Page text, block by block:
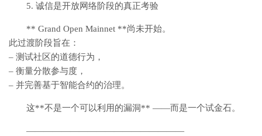
5. 诚信是开放网络阶段的真正考验
** Grand Open Mainnet **尚未开始。
此过渡阶段旨在：
– 测试社区的道德行为，
– 衡量分散参与度，
– 并完善基于智能合约的治理。
这**不是一个可以利用的漏洞** ——而是一个试金石。
——————————————————